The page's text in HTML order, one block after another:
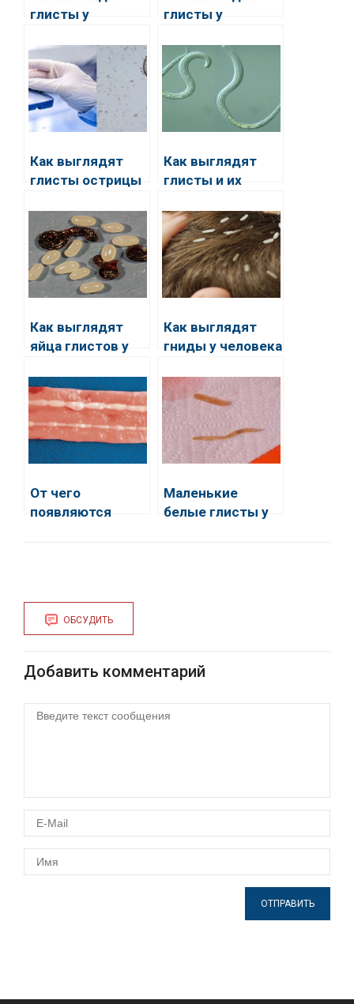
глисты у
глисты у
Как выглядят
глисты острицы
Как выглядят
глисты и их
Как выглядят
яйца глистов у
Как выглядят
гниды у человека
От чего
появляются
Маленькие
белые глисты у
ОБСУДИТЬ
Добавить комментарий
ОТПРАВИТЬ